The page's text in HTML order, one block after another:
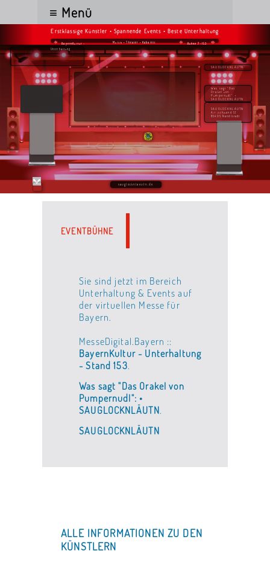
≡ Menü
Erstklassige Künstler • Spannende Events • Beste Unterhaltung
BayernKultur -
Unterhaltung
Musik • Theater • Kabarett Bühne 7-153
Was sagt "Das
Orakel von
Pumpernudl": •
SAUGLOCKNLÄUTN
SAUGLOCKNLÄUTN
SAUGLOCKNLÄUTN
Airischwand 12
85405 Nandlstadt
sauglocknlaeutn.de
EVENTBÜHNE
Sie sind jetzt im Bereich
Unterhaltung & Events auf
der virtuellen Messe für
Bayern.
MesseDigital.Bayern ::
BayernKultur - Unterhaltung
- Stand 153.
Was sagt "Das Orakel von
Pumpernudl": •
SAUGLOCKNLÄUTN.
SAUGLOCKNLÄUTN
ALLE INFORMATIONEN ZU DEN
KÜNSTLERN